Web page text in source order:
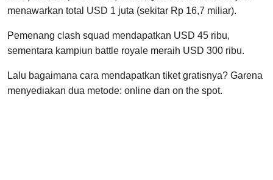
menawarkan total USD 1 juta (sekitar Rp 16,7 miliar).
Pemenang clash squad mendapatkan USD 45 ribu,
sementara kampiun battle royale meraih USD 300 ribu.
Lalu bagaimana cara mendapatkan tiket gratisnya? Garena
menyediakan dua metode: online dan on the spot.